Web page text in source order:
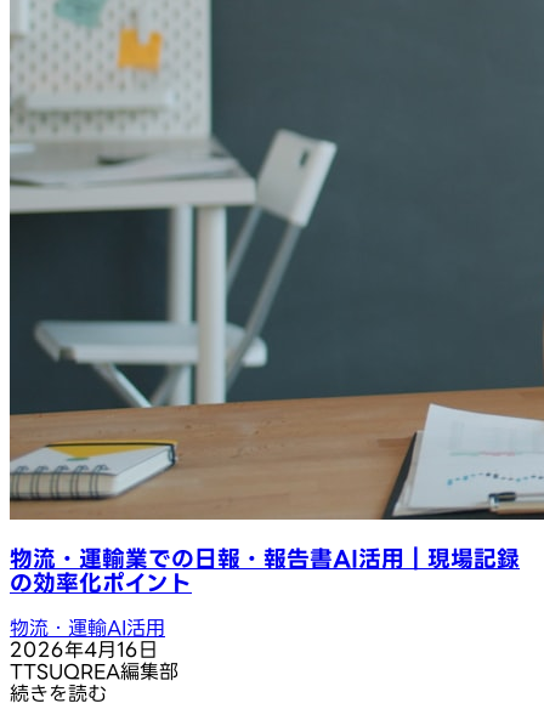
物流・運輸業での日報・報告書AI活用｜現場記録
の効率化ポイント
物流・運輸AI活用
2026年4月16日
TTSUQREA編集部
続きを読む